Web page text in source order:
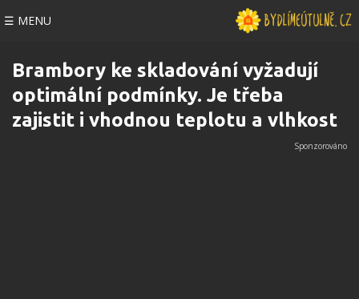
☰ MENU
Brambory ke skladování vyžadují
optimální podmínky. Je třeba
zajistit i vhodnou teplotu a vlhkost